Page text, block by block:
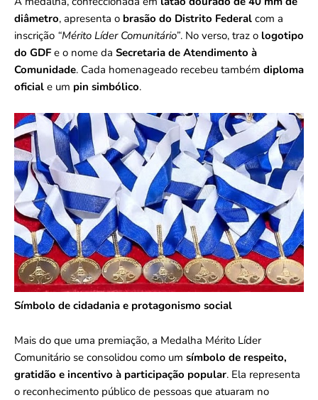
diâmetro, apresenta o brasão do Distrito Federal com a
inscrição “Mérito Líder Comunitário”. No verso, traz o logotipo
do GDF e o nome da Secretaria de Atendimento à
Comunidade. Cada homenageado recebeu também diploma
oficial e um pin simbólico.
Símbolo de cidadania e protagonismo social
Mais do que uma premiação, a Medalha Mérito Líder
Comunitário se consolidou como um símbolo de respeito,
gratidão e incentivo à participação popular. Ela representa
o reconhecimento público de pessoas que atuaram no